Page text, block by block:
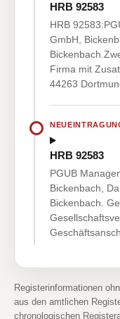
HRB 92583
HRB
GmbH,
Firma mit
44263
HRB 92583
PGUB
Bickenbach,
Bickenbach.
Registerinformationen
aus den amtlichen
chronologischen